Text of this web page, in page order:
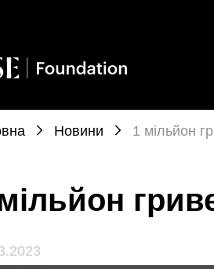
Новини 1 мільйон